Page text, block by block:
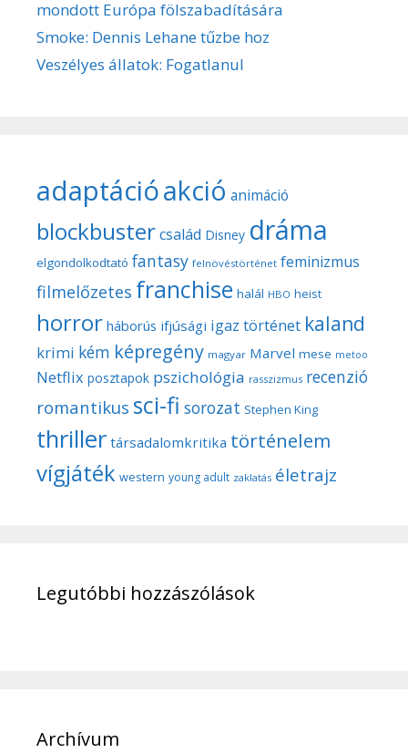
mondott Európa fölszabadítására
Smoke: Dennis Lehane tűzbe hoz
Veszélyes állatok: Fogatlanul
adaptációakció animáció
blockbustercsalád Disney dráma
elgondolkodtató fantasy felnövéstörténet feminizmus
filmelőzetes franchise halál HBO heist
horror háborús ifjúsági igaz történet kaland
krimi kém képregény magyar Marvel mese metoo
Netflix posztapok pszichológia rasszizmus recenzió
romantikus sci-fi sorozat Stephen King
thriller társadalomkritika történelem
vígjáték western young adult zaklatás életrajz
Legutóbbi hozzászólások
Archívum